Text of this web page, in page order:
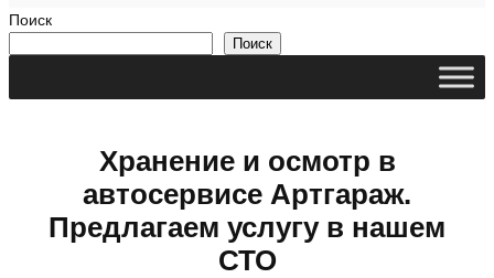
Поиск
Поиск
Хранение и осмотр в
автосервисе Артгараж.
Предлагаем услугу в нашем
СТО